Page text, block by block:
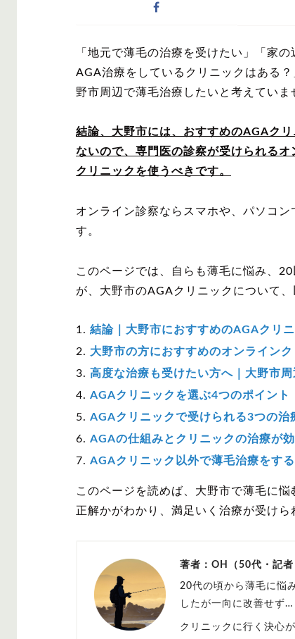
「地元で薄毛の治療を受けたい」「家の
AGA治療をしているクリニックはある？
野市周辺で薄毛治療したいと考えていま
結論、大野市には、おすすめのAGAクリ
ないので、専門医の診察が受けられるオ
クリニックを使うべきです。
オンライン診察ならスマホや、パソコ
す。
このページでは、自らも薄毛に悩み、
が、大野市のAGAクリニックについて
結論｜大野市におすすめのAGAクリ
大野市の方におすすめのオンラインク
高度な治療も受けたい方へ｜大野市
AGAクリニックを選ぶ4つのポイント
AGAクリニックで受けられる3つの治
AGAの仕組みとクリニックの治療が
AGAクリニック以外で薄毛治療をす
このページを読めば、大野市で薄毛に
正解かがわかり、満足いく治療が受けら
著者：OH（50代・記
20代の頃から薄毛に悩
したが一向に改善せず…
クリニックに行く決心
AGA M字